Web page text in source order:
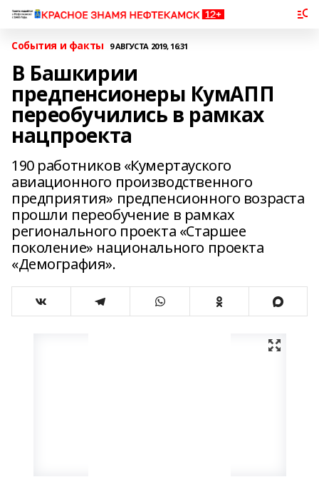
События и факты 9 АВГУСТА 2019, 16:31
В Башкирии
предпенсионеры КумАПП
переобучились в рамках
нацпроекта
190 работников «Кумертауского
авиационного производственного
предприятия» предпенсионного возраста
прошли переобучение в рамках
регионального проекта «Старшее
поколение» национального проекта
«Демография».